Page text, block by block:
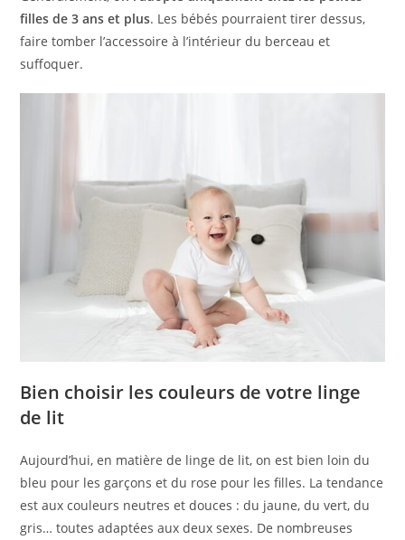
filles de 3 ans et plus. Les bébés pourraient tirer dessus,
faire tomber l’accessoire à l’intérieur du berceau et
suffoquer.
Bien choisir les couleurs de votre linge
de lit
Aujourd’hui, en matière de linge de lit, on est bien loin du
bleu pour les garçons et du rose pour les filles. La tendance
est aux couleurs neutres et douces : du jaune, du vert, du
gris… toutes adaptées aux deux sexes. De nombreuses